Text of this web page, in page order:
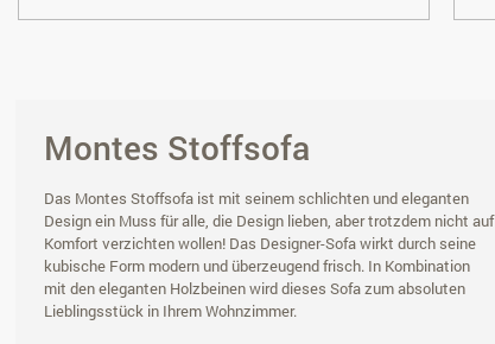
Montes Stoffsofa
Das Montes Stoffsofa ist mit seinem schlichten und eleganten
Design ein Muss für alle, die Design lieben, aber trotzdem nicht auf
Komfort verzichten wollen! Das Designer-Sofa wirkt durch seine
kubische Form modern und überzeugend frisch. In Kombination
mit den eleganten Holzbeinen wird dieses Sofa zum absoluten
Lieblingsstück in Ihrem Wohnzimmer.